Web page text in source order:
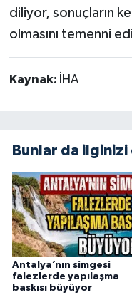
diliyor, sonuçların
olmasını temenni
Kaynak: İHA
Bunlar da
Antalya’nın simgesi
falezlerde yapılaşma
baskısı büyüyor